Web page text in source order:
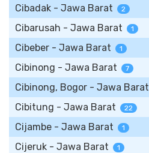
Cibadak - Jawa Barat 2
Cibarusah - Jawa Barat 1
Cibeber - Jawa Barat 1
Cibinong - Jawa Barat 7
Cibinong, Bogor - Jawa Barat
Cibitung - Jawa Barat 22
Cijambe - Jawa Barat 1
Cijeruk - Jawa Barat 1